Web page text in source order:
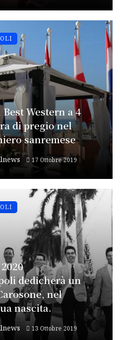
Western a 4
di pregio nel
sanremese
17 Ottobre 2019
dedicherà un
nel
nascita.
13 Ottobre 2019